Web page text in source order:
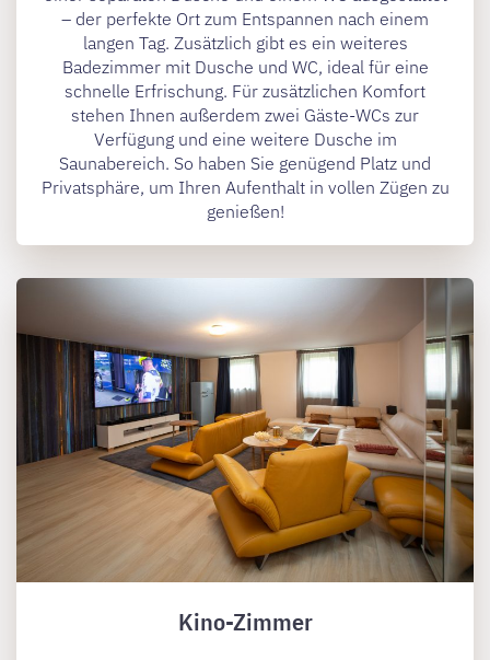
– der perfekte Ort zum Entspannen nach einem
langen Tag. Zusätzlich gibt es ein weiteres
Badezimmer mit Dusche und WC, ideal für eine
schnelle Erfrischung. Für zusätzlichen Komfort
stehen Ihnen außerdem zwei Gäste-WCs zur
Verfügung und eine weitere Dusche im
Saunabereich. So haben Sie genügend Platz und
Privatsphäre, um Ihren Aufenthalt in vollen Zügen zu
genießen!
Kino-Zimmer